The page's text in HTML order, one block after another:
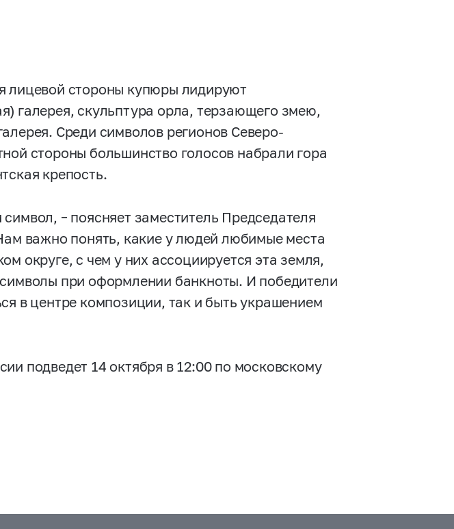
лицевой стороны купюры лидируют
галерея, скульптура орла, терзающего змею,
Среди символов регионов Северо-
стороны большинство голосов набрали гора
крепость.
– поясняет заместитель Председателя
важно понять, какие у людей любимые места
округе, с чем у них ассоциируется эта земля,
при оформлении банкноты. И победители
в центре композиции, так и быть украшением
подведет 14 октября в 12:00 по московскому